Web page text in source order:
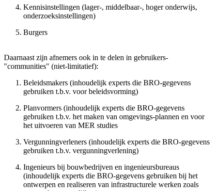
Kennisinstellingen (lager-, middelbaar-, hoger onderwijs,
onderzoeksinstellingen)
Burgers
Daarnaast zijn afnemers ook in te delen in gebruikers-
"communities" (niet-limitatief):
Beleidsmakers (inhoudelijk experts die BRO-gegevens
gebruiken t.b.v. voor beleidsvorming)
Planvormers (inhoudelijk experts die BRO-gegevens
gebruiken t.b.v. het maken van omgevings-plannen en voor
het uitvoeren van MER studies
Vergunningverleners (inhoudelijk experts die BRO-gegevens
gebruiken t.b.v. vergunningverlening)
Ingenieurs bij bouwbedrijven en ingenieursbureaus
(inhoudelijk experts die BRO-gegevens gebruiken bij het
ontwerpen en realiseren van infrastructurele werken zoals